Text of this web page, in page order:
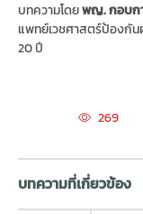
บทความโดยพญ. กอบ
แพทย์เวชศาสตร์ป้องกั
20 ปี
269
บทความที่เกี่ยวข้อง